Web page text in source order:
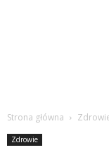
Strona główna
Zdrowie